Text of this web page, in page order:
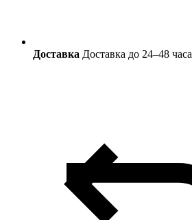
Доставка Доставка до 24–48 часа